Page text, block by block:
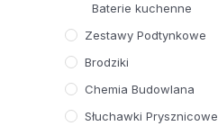
Baterie kuchenne
Zestawy Podtynkowe
Brodziki
Chemia Budowlana
Słuchawki Prysznicowe